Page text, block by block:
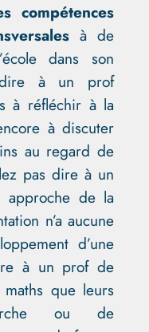
compétences
à de
dans son
dire à un prof
à réfléchir à la
à discuter
au regard de
pas dire à un
de la
n’a aucune
d’une
à un prof de
que leurs
ou de